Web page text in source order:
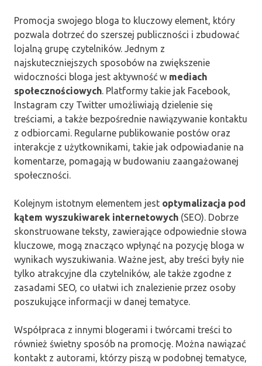
Promocja swojego bloga to kluczowy element, który
pozwala dotrzeć do szerszej publiczności i zbudować
lojalną grupę czytelników. Jednym z
najskuteczniejszych sposobów na zwiększenie
widoczności bloga jest aktywność w mediach
społecznościowych. Platformy takie jak Facebook,
Instagram czy Twitter umożliwiają dzielenie się
treściami, a także bezpośrednie nawiązywanie kontaktu
z odbiorcami. Regularne publikowanie postów oraz
interakcje z użytkownikami, takie jak odpowiadanie na
komentarze, pomagają w budowaniu zaangażowanej
społeczności.
Kolejnym istotnym elementem jest optymalizacja pod
kątem wyszukiwarek internetowych (SEO). Dobrze
skonstruowane teksty, zawierające odpowiednie słowa
kluczowe, mogą znacząco wpłynąć na pozycję bloga w
wynikach wyszukiwania. Ważne jest, aby treści były nie
tylko atrakcyjne dla czytelników, ale także zgodne z
zasadami SEO, co ułatwi ich znalezienie przez osoby
poszukujące informacji w danej tematyce.
Współpraca z innymi blogerami i twórcami treści to
również świetny sposób na promocję. Można nawiązać
kontakt z autorami, którzy piszą w podobnej tematyce,